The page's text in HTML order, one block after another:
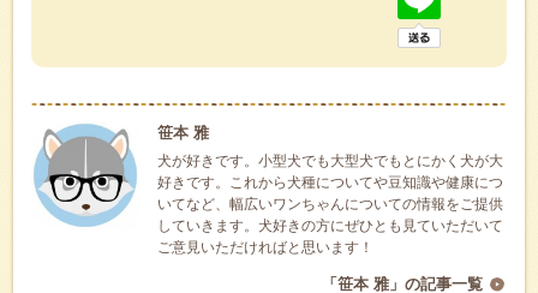
笹本 雅
犬が好きです。小型犬でも大型犬でもとにかく犬が大
好きです。これから犬種についてや豆知識や健康につ
いてなど、幅広いワンちゃんについての情報をご提供
していきます。犬好きの方にぜひとも見ていただいて
ご意見いただければと思います！
「笹本 雅」の記事一覧